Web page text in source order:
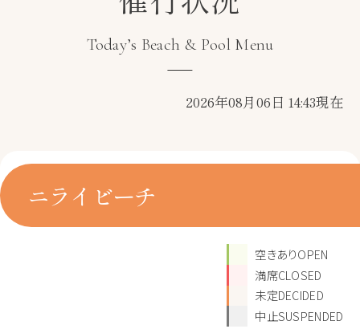
Today’s Beach & Pool Menu
2026年08月06日 14:43現在
ニライビーチ
空きありOPEN
満席CLOSED
未定DECIDED
中止SUSPENDED